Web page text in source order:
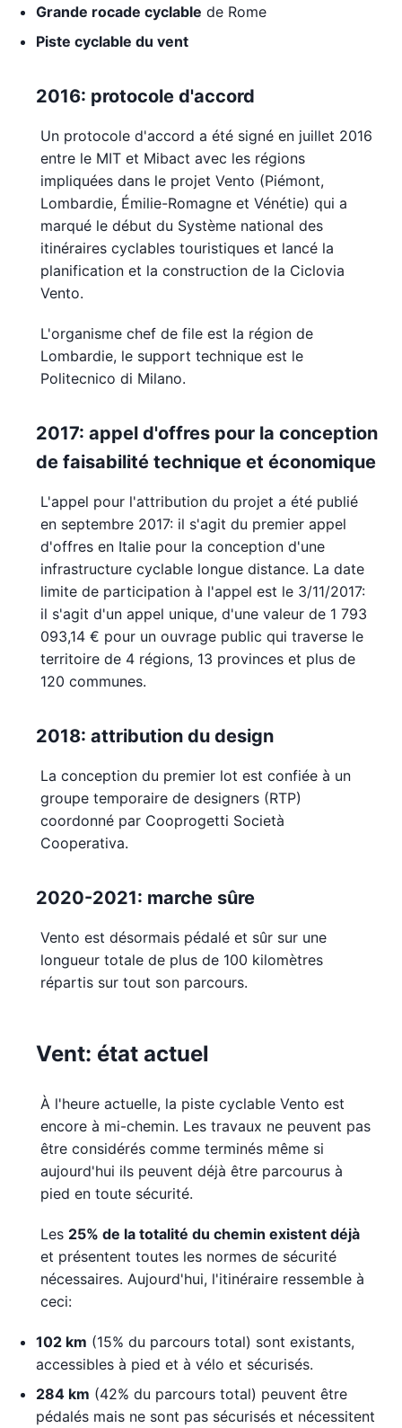
Grande rocade cyclable de Rome
Piste cyclable du vent
2016: protocole d'accord
Un protocole d'accord a été signé en juillet 2016
entre le MIT et Mibact avec les régions
impliquées dans le projet Vento (Piémont,
Lombardie, Émilie-Romagne et Vénétie) qui a
marqué le début du Système national des
itinéraires cyclables touristiques et lancé la
planification et la construction de la Ciclovia
Vento.
L'organisme chef de file est la région de
Lombardie, le support technique est le
Politecnico di Milano.
2017: appel d'offres pour la conception
de faisabilité technique et économique
L'appel pour l'attribution du projet a été publié
en septembre 2017: il s'agit du premier appel
d'offres en Italie pour la conception d'une
infrastructure cyclable longue distance. La date
limite de participation à l'appel est le 3/11/2017:
il s'agit d'un appel unique, d'une valeur de 1 793
093,14 € pour un ouvrage public qui traverse le
territoire de 4 régions, 13 provinces et plus de
120 communes.
2018: attribution du design
La conception du premier lot est confiée à un
groupe temporaire de designers (RTP)
coordonné par Cooprogetti Società
Cooperativa.
2020-2021: marche sûre
Vento est désormais pédalé et sûr sur une
longueur totale de plus de 100 kilomètres
répartis sur tout son parcours.
Vent: état actuel
À l'heure actuelle, la piste cyclable Vento est
encore à mi-chemin. Les travaux ne peuvent pas
être considérés comme terminés même si
aujourd'hui ils peuvent déjà être parcourus à
pied en toute sécurité.
Les 25% de la totalité du chemin existent déjà
et présentent toutes les normes de sécurité
nécessaires. Aujourd'hui, l'itinéraire ressemble à
ceci:
102 km (15% du parcours total) sont existants,
accessibles à pied et à vélo et sécurisés.
284 km (42% du parcours total) peuvent être
pédalés mais ne sont pas sécurisés et nécessitent